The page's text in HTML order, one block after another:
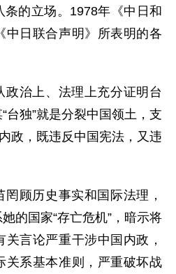
的立场。1978年《中日和
中日联合声明》所表明的各
政治上、法理上充分证明台
台独”就是分裂中国领土，支
政，既违反中国宪法，又违
顾历史事实和国际法理，
的国家“存亡危机”，暗示将
言论严重干涉中国内政，
关系基本准则，严重破坏战